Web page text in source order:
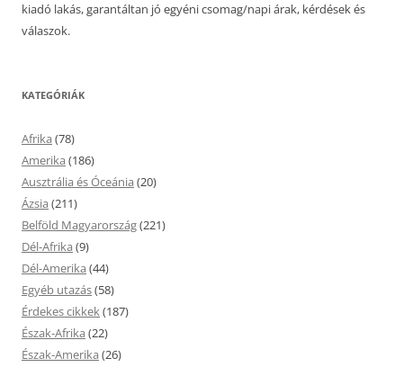
kiadó lakás, garantáltan jó egyéni csomag/napi árak, kérdések és
válaszok.
KATEGÓRIÁK
Afrika (78)
Amerika (186)
Ausztrália és Óceánia (20)
Ázsia (211)
Belföld Magyarország(221)
Dél-Afrika (9)
Dél-Amerika (44)
Egyéb utazás(58)
Érdekes cikkek(187)
Észak-Afrika (22)
Észak-Amerika (26)